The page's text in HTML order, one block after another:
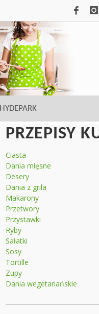
HYDEPARK
PRZEPISY
Ciasta
Dania mięsne
Desery
Dania z grila
Makarony
Przetwory
Przystawki
Ryby
Sałatki
Sosy
Tortille
Zupy
Dania wegetariańskie